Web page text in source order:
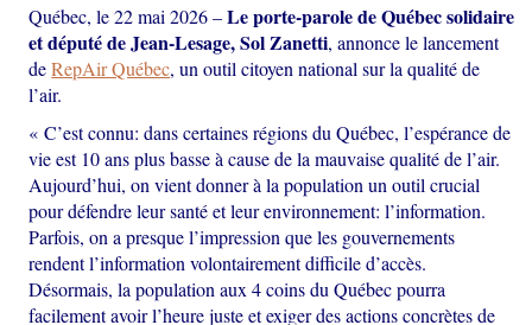
Québec, le 22 mai 2026 –Le porte-parole de Québec solidaire
et député de Jean-Lesage, Sol Zanetti, annonce le lancement
deRepAir Québec, un outil citoyen national sur la qualité de
l’air.
« C’est connu: dans certaines régions du Québec, l’espérance de
vie est 10 ans plus basse à cause de la mauvaise qualité de l’air.
Aujourd’hui, on vient donner à la population un outil crucial
pour défendre leur santé et leur environnement: l’information.
Parfois, on a presque l’impression que les gouvernements
rendent l’information volontairement difficile d’accès.
Désormais, la population aux 4 coins du Québec pourra
facilement avoir l’heure juste et exiger des actions concrètes de